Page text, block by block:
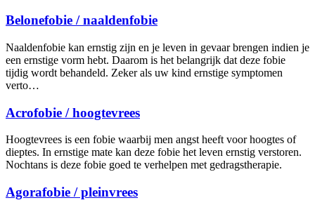
Belonefobie / naaldenfobie
Naaldenfobie kan ernstig zijn en je leven in gevaar brengen indien je
een ernstige vorm hebt. Daarom is het belangrijk dat deze fobie
tijdig wordt behandeld. Zeker als uw kind ernstige symptomen
verto…
Acrofobie / hoogtevrees
Hoogtevrees is een fobie waarbij men angst heeft voor hoogtes of
dieptes. In ernstige mate kan deze fobie het leven ernstig verstoren.
Nochtans is deze fobie goed te verhelpen met gedragstherapie.
Agorafobie / pleinvrees